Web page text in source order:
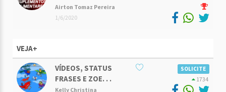
Airton Tomaz Pereira
1/6/2020
VEJA+
VÍDEOS, STATUS
FRASES E ZOE. . .
Kelly Christina
SOLICITE
1734